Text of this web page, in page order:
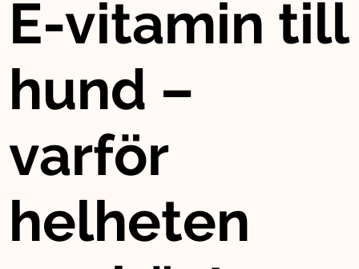
E-vitamin till
hund –
varför
helheten